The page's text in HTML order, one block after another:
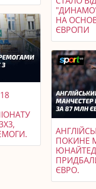
НА
ЄВРОПИ
ПОКИНЕ
ЄВРО.